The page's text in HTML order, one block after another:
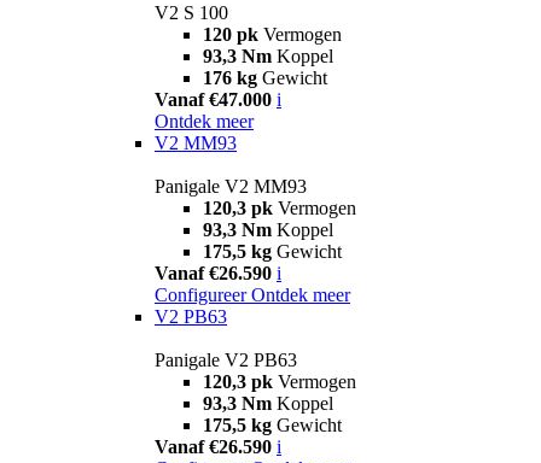
V2 S 100
120 pk Vermogen
93,3 Nm Koppel
176 kg Gewicht
Vanaf €47.000 i
Ontdek meer
V2 MM93
Panigale V2 MM93
120,3 pk Vermogen
93,3 Nm Koppel
175,5 kg Gewicht
Vanaf €26.590 i
Configureer Ontdek meer
V2 PB63
Panigale V2 PB63
120,3 pk Vermogen
93,3 Nm Koppel
175,5 kg Gewicht
Vanaf €26.590 i